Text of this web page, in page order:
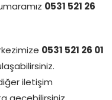
0531 521 26
0531 521 26 01
iletişim